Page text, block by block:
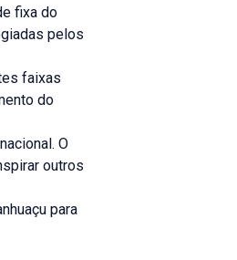
fixa do
pelos
faixas
do
O
outros
para